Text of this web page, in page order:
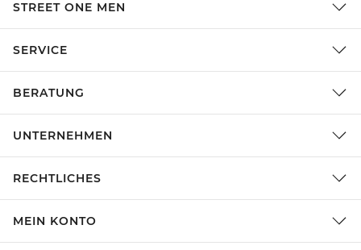
STREET ONE MEN
SERVICE
BERATUNG
UNTERNEHMEN
RECHTLICHES
MEIN KONTO